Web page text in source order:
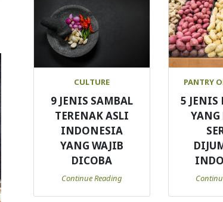
CULTURE
9 JENIS SAMBAL
TERENAK ASLI
INDONESIA
YANG WAJIB
DICOBA
Continue Reading
PANTRY
5 JENIS
YANG